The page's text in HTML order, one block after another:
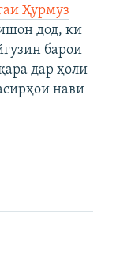
Ҳурмуз
дод, ки
барои
дар ҳоли
нави